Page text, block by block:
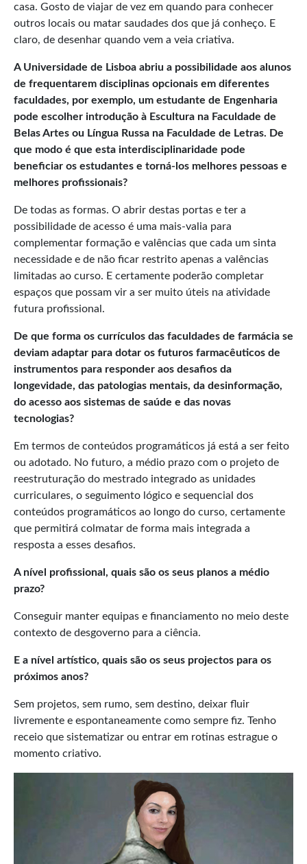
casa. Gosto de viajar de vez em quando para conhecer
outros locais ou matar saudades dos que já conheço. E
claro, de desenhar quando vem a veia criativa.
A Universidade de Lisboa abriu a possibilidade aos alunos
de frequentarem disciplinas opcionais em diferentes
faculdades, por exemplo, um estudante de Engenharia
pode escolher introdução à Escultura na Faculdade de
Belas Artes ou Língua Russa na Faculdade de Letras. De
que modo é que esta interdisciplinaridade pode
beneficiar os estudantes e torná-los melhores pessoas e
melhores profissionais?
De todas as formas. O abrir destas portas e ter a
possibilidade de acesso é uma mais-valia para
complementar formação e valências que cada um sinta
necessidade e de não ficar restrito apenas a valências
limitadas ao curso. E certamente poderão completar
espaços que possam vir a ser muito úteis na atividade
futura profissional.
De que forma os currículos das faculdades de farmácia se
deviam adaptar para dotar os futuros farmacêuticos de
instrumentos para responder aos desafios da
longevidade, das patologias mentais, da desinformação,
do acesso aos sistemas de saúde e das novas
tecnologias?
Em termos de conteúdos programáticos já está a ser feito
ou adotado. No futuro, a médio prazo com o projeto de
reestruturação do mestrado integrado as unidades
curriculares, o seguimento lógico e sequencial dos
conteúdos programáticos ao longo do curso, certamente
que permitirá colmatar de forma mais integrada a
resposta a esses desafios.
A nível profissional, quais são os seus planos a médio
prazo?
Conseguir manter equipas e financiamento no meio deste
contexto de desgoverno para a ciência.
E a nível artístico, quais são os seus projectos para os
próximos anos?
Sem projetos, sem rumo, sem destino, deixar fluir
livremente e espontaneamente como sempre fiz. Tenho
receio que sistematizar ou entrar em rotinas estrague o
momento criativo.